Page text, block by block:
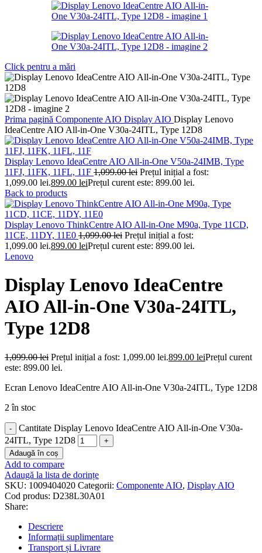
Click pentru a mări
Prima pagină Componente AIO Display AIO Display Lenovo
IdeaCentre AIO All-in-One V30a-24ITL, Type 12D8
Display Lenovo IdeaCentre AIO All-in-One V50a-24IMB, Type
11FJ, 11FK, 11FL, 11F 1,099.00lei Prețul inițial a fost:
1,099.00 lei.899.00 leiPrețul curent este: 899.00 lei.
Back to products
Display Lenovo ThinkCentre AIO All-in-One M90a, Type 11CD,
11CE, 11DY, 11E0 1,099.00lei Prețul inițial a fost:
1,099.00 lei.899.00 leiPrețul curent este: 899.00 lei.
Lenovo
Display Lenovo IdeaCentre
AIO All-in-One V30a-24ITL,
Type 12D8
1,099.00lei Prețul inițial a fost: 1,099.00 lei.899.00 leiPrețul curent
este: 899.00 lei.
Ecran Lenovo IdeaCentre AIO All-in-One V30a-24ITL, Type 12D8
2 în stoc
Cantitate Display Lenovo IdeaCentre AIO All-in-One V30a-
24ITL, Type 12D8
Adaugă în coș
Add to compare
Adaugă la lista de dorințe
SKU: 1009404020 Categorii: Componente AIO, Display AIO
Cod produs: D238L30A01
Share:
Descriere
Informații suplimentare
Transport și Livrare